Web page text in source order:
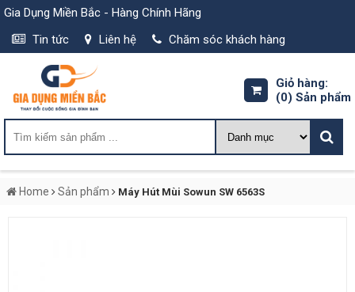
Gia Dụng Miền Bắc - Hàng Chính Hãng
Tin tức
Liên hệ Chăm sóc khách hàng
Giỏ hàng:
(0) Sản phẩm
Home Sản phẩm Máy Hút Mùi Sowun SW 6563S